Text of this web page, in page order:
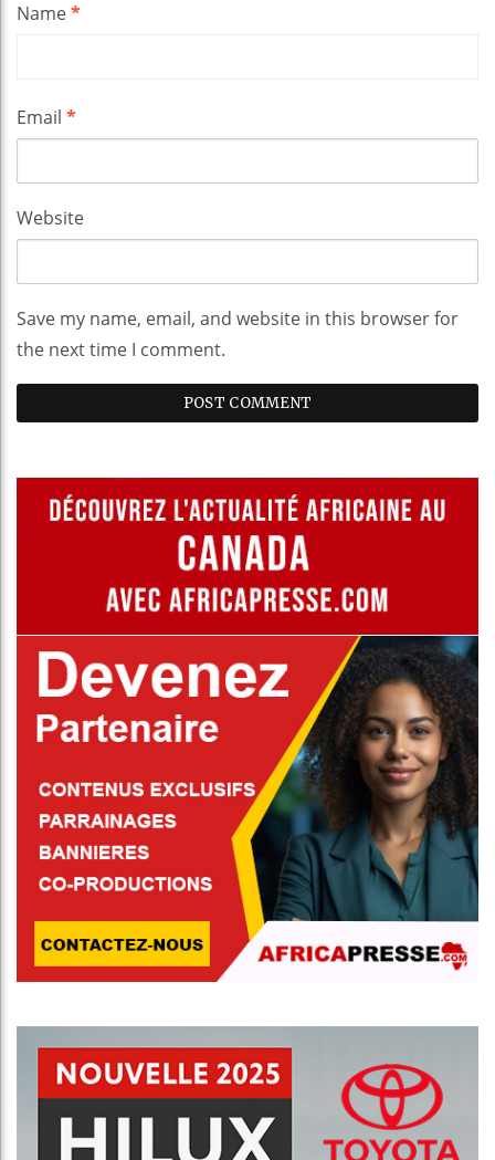
Name*
Email *
Website
Save my name, email, and website in this browser for
the next time I comment.